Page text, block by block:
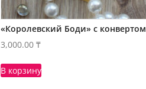
«Королевский Боди» с конвертом
3,000.00₸
В корзину